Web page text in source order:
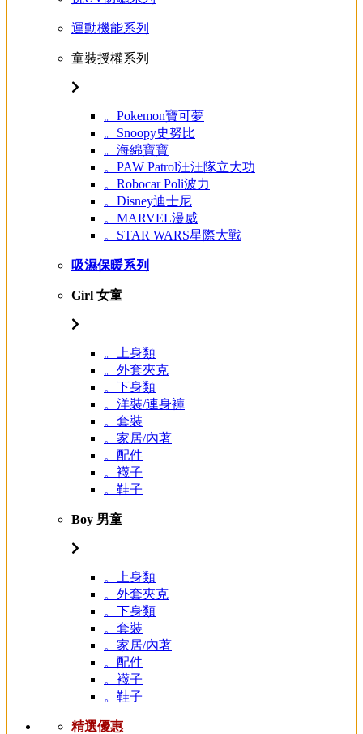
運動機能系列
童裝授權系列
。Pokemon寶可夢
。Snoopy史努比
。海綿寶寶
。PAW Patrol汪汪隊立大功
。Robocar Poli波力
。Disney迪士尼
。MARVEL漫威
。STAR WARS星際大戰
吸濕保暖系列
Girl 女童
。上身類
。外套夾克
。下身類
。洋裝/連身褲
。套裝
。家居/內著
。配件
。襪子
。鞋子
Boy 男童
。上身類
。外套夾克
。下身類
。套裝
。家居/內著
。配件
。襪子
。鞋子
精選優惠